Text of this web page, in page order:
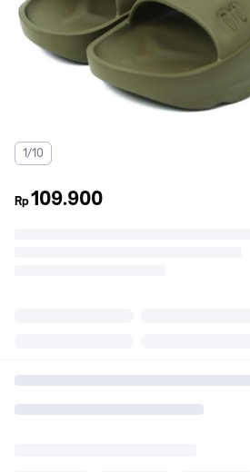
1/10
Rp109.900